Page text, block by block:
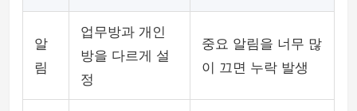
알
림
업무방과 개인
방을 다르게 설
정
중요 알림을 너무 많
이 끄면 누락 발생